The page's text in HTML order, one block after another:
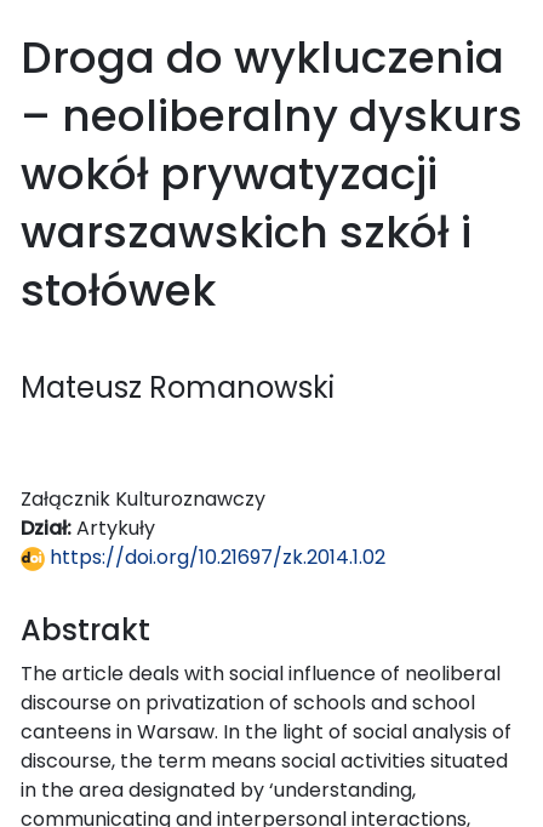
Droga do wykluczenia
– neoliberalny dyskurs
wokół prywatyzacji
warszawskich szkół i
stołówek
Mateusz Romanowski
Załącznik Kulturoznawczy
Dział:Artykuły
https://doi.org/10.21697/zk.2014.1.02
Abstrakt
The article deals with social influence of neoliberal
discourse on privatization of schools and school
canteens in Warsaw. In the light of social analysis of
discourse, the term means social activities situated
in the area designated by ‘understanding,
communicating and interpersonal interactions,